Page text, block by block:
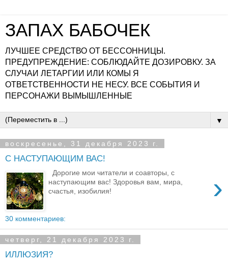
ЗАПАХ БАБОЧЕК
ЛУЧШЕЕ СРЕДСТВО ОТ БЕССОННИЦЫ.
ПРЕДУПРЕЖДЕНИЕ: СОБЛЮДАЙТЕ ДОЗИРОВКУ. ЗА
СЛУЧАИ ЛЕТАРГИИ ИЛИ КОМЫ Я
ОТВЕТСТВЕННОСТИ НЕ НЕСУ. ВСЕ СОБЫТИЯ И
ПЕРСОНАЖИ ВЫМЫШЛЕННЫЕ
▼
воскресенье, 31 декабря 2023 г.
С НАСТУПАЮЩИМ ВАС!
›
Дорогие мои читатели и соавторы, с
наступающим вас! Здоровья вам, мира,
счастья, изобилия!
30 комментариев:
четверг, 21 декабря 2023 г.
ИЛЛЮЗИЯ?